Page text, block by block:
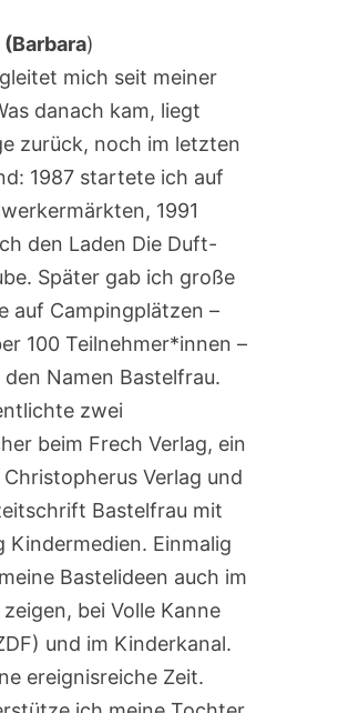
)
mich seit meiner
danach kam, liegt
zurück, noch im letzten
1987 startete ich auf
1991
den Laden Die Duft-
Später gab ich große
auf Campingplätzen –
100 Teilnehmer*innen –
Namen Bastelfrau.
zwei
beim Frech Verlag, ein
Verlag und
Bastelfrau mit
Kindermedien. Einmalig
Bastelideen auch im
bei Volle Kanne
und im Kinderkanal.
ereignisreiche Zeit.